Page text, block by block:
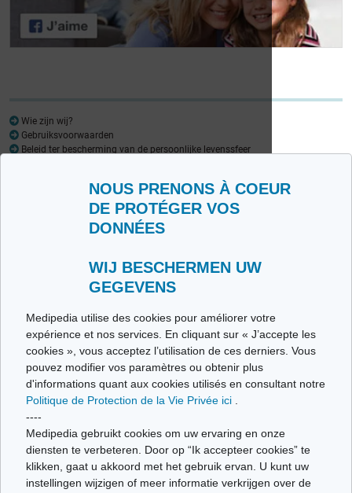
NOUS PRENONS À COEUR
DE PROTÉGER VOS
DONNÉES
WIJ BESCHERMEN UW
GEGEVENS
Medipedia utilise des cookies pour améliorer votre
expérience et nos services. En cliquant sur « J’accepte les
cookies », vous acceptez l’utilisation de ces derniers. Vous
pouvez modifier vos paramètres ou obtenir plus
d'informations quant aux cookies utilisés en consultant notre
Politique de Protection de la Vie Privée ici
----
Medipedia gebruikt cookies om uw ervaring en onze
diensten te verbeteren. Door op “Ik accepteer cookies” te
klikken, gaat u akkoord met het gebruik ervan. U kunt uw
instellingen wijzigen of meer informatie verkrijgen over de
Wie zijn wij?
Gebruiksvoorwaarden
Beleid ter bescherming van de persoonlijke levenssfeer
Ce site respecte les principes de la charte HON Code.
© Vivio sa, 2014-2026 - Tous droits réservés | Avenue Gustave Demeylaan 57 -
1160 Brussels